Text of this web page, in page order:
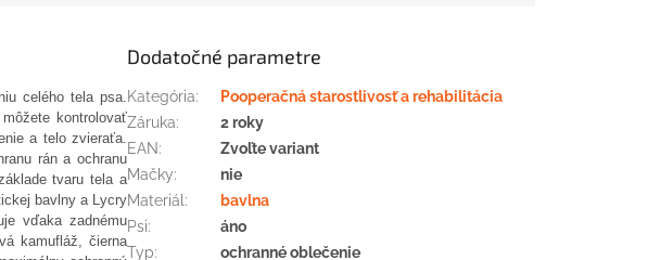
celého tela psa.
kontrolovať
a telo zvieraťa.
rán a ochranu
tvaru tela a
bavlny a Lycry
vďaka zadnému
kamufláž, čierna
Dodatočné parametre
Kategória:
Pooperačná starostlivosť a rehabilitácia
Záruka:
2 roky
EAN:
Zvoľte variant
Mačky:
nie
Materiál :
bavlna
Psi:
áno
Typ: ochranné oblečenie